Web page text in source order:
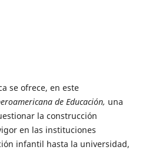
se ofrece, en este
de Educación, una
la construcción
en las instituciones
infantil hasta la universidad,